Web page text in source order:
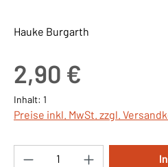
Hauke Burgarth
2,90 €
Inhalt: 1
Preise inkl. MwSt. zzgl.
Produkt Anzahl: Gib